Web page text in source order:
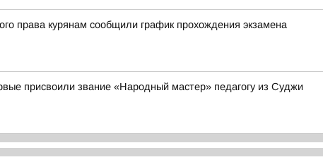
права курянам сообщили график прохождения экзамена
присвоили звание «Народный мастер» педагогу из Суджи